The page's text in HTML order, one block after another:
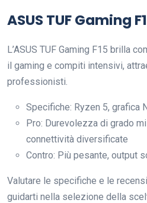
ASUS TUF Gaming
L’ASUS TUF Gaming F15 brilla
il gaming e compiti intensivi,
professionisti.
Specifiche: Ryzen 5, grafica
Pro: Durevolezza di grado
connettività diversificate
Contro: Più pesante, output
Valutare le specifiche e le
guidarti nella selezione della